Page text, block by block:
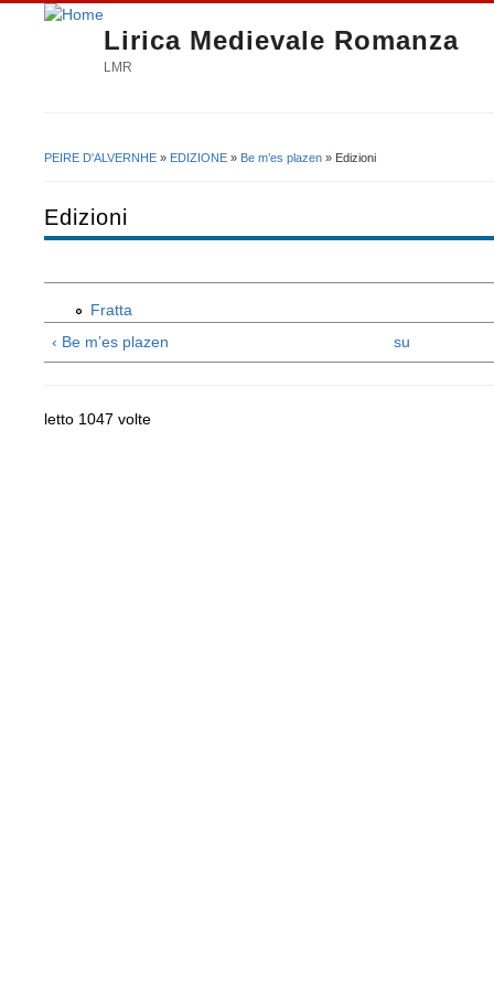
Lirica Medievale Romanza
LMR
PEIRE D'ALVERNHE » EDIZIONE » Be m’es plazen » Edizioni
Edizioni
Fratta
‹ Be m’es plazen
su
letto 1047 volte